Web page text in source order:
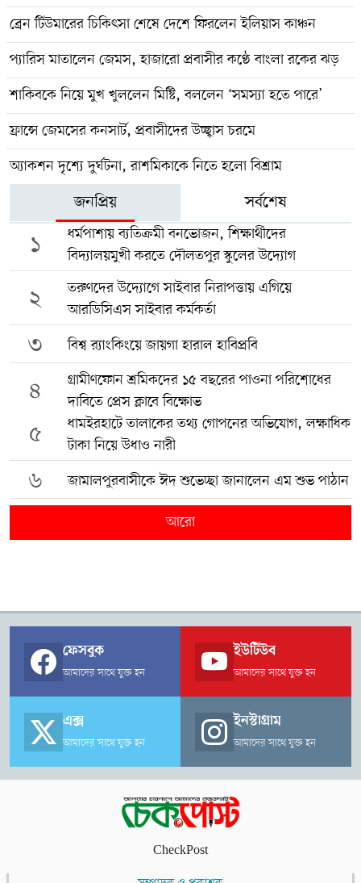
ব্রেন টিউমারের চিকিৎসা শেষে দেশে ফিরলেন ইলিয়াস কাঞ্চন
প্যারিস মাতালেন জেমস, হাজারো প্রবাসীর কণ্ঠে বাংলা রকের ঝড়
শাকিবকে নিয়ে মুখ খুললেন মিষ্টি, বললেন ‘সমস্যা হতে পারে’
ফ্রান্সে জেমসের কনসার্ট, প্রবাসীদের উচ্ছ্বাস চরমে
অ্যাকশন দৃশ্যে দুর্ঘটনা, রাশমিকাকে নিতে হলো বিশ্রাম
জনপ্রিয় সর্বশেষ
১
ধর্মপাশায় ব্যতিক্রমী বনভোজন, শিক্ষার্থীদের
বিদ্যালয়মুখী করতে দৌলতপুর স্কুলের উদ্যোগ
২
তরুণদের উদ্যোগে সাইবার নিরাপত্তায় এগিয়ে
আরডিসিএস সাইবার কর্মকর্তা
৩ বিশ্ব র‍্যাংকিংয়ে জায়গা হারাল হাবিপ্রবি
৪
গ্রামীণফোন শ্রমিকদের ১৫ বছরের পাওনা পরিশোধের
দাবিতে প্রেস ক্লাবে বিক্ষোভ
৫
ধামইরহাটে তালাকের তথ্য গোপনের অভিযোগ, লক্ষাধিক
টাকা নিয়ে উধাও নারী
৬ জামালপুরবাসীকে ঈদ শুভেচ্ছা জানালেন এম শুভ পাঠান
আরো
ফেসবুক
আমাদের সাথে যুক্ত হন
ইউটিউব
আমাদের সাথে যুক্ত হন
এক্স
আমাদের সাথে যুক্ত হন
ইনস্টাগ্রাম
আমাদের সাথে যুক্ত হন
CheckPost